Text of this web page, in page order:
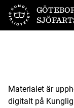
Till startsidan
Materialet är
digitalt på